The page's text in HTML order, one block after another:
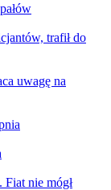
trafił do
uwagę na
nie mógł